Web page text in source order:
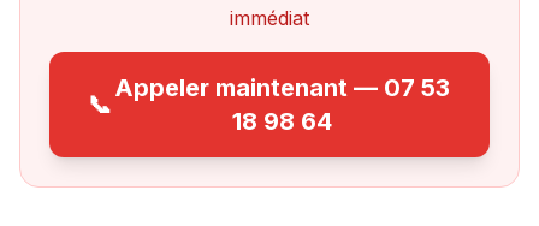
immédiat
📞
Appeler maintenant — 07 53
18 98 64